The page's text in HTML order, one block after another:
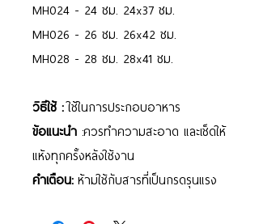
MH024 - 24 ซม. 24x37 ซม.
MH026 - 26 ซม. 26x42 ซม.
MH028 - 28 ซม. 28x41 ซม.
วิธีใช้ :ใช้ในการประกอบอาหาร
ข้อแนะนำ :ควรทำความสะอาด และเช็ดให้
แห้งทุกครั้งหลังใช้งาน
คำเตือน: ห้ามใช้กับสารที่เป็นกรดรุนแรง